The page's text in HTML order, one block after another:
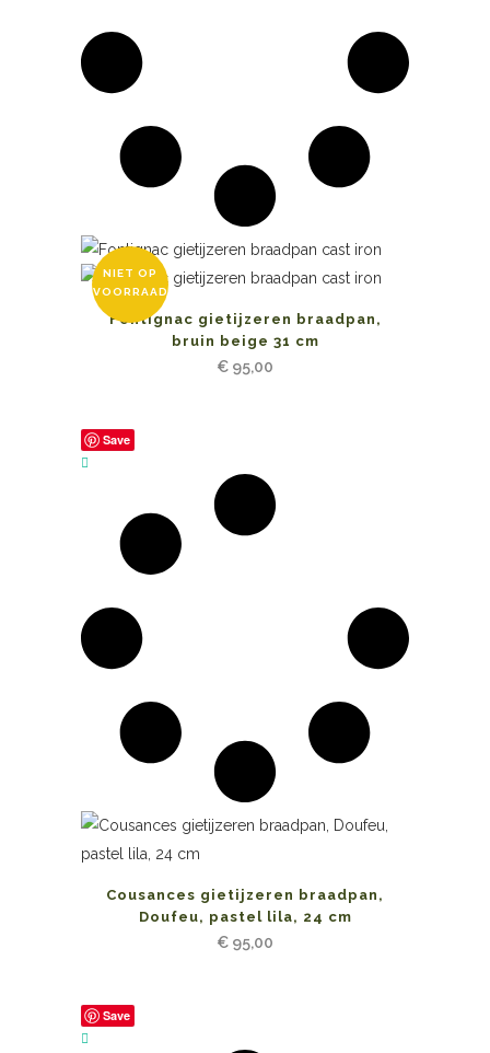
NIET OP
VOORRAAD
Fontignac gietijzeren braadpan,
bruin beige 31 cm
€ 95,00
Save
Cousances gietijzeren braadpan,
Doufeu, pastel lila, 24 cm
€ 95,00
Save